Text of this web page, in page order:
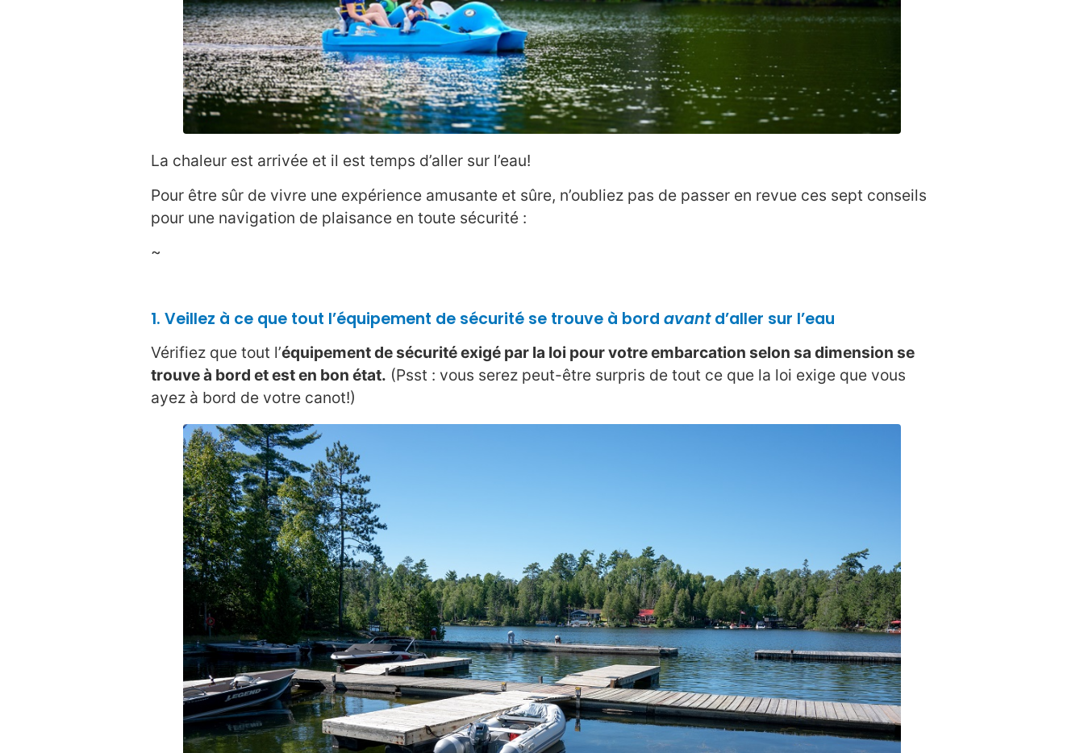
La chaleur est arrivée et il est temps d’aller sur l’eau!
Pour être sûr de vivre une expérience amusante et sûre, n’oubliez pas de passer en revue ces sept conseils
pour une navigation de plaisance en toute sécurité :
~
1. Veillez à ce que tout l’équipement de sécurité se trouve à bord avantd’aller sur l’eau
Vérifiez que tout l’équipement de sécurité exigé par la loi pour votre embarcation selon sa dimension se
trouve à bord et est en bon état. (Psst : vous serez peut-être surpris de tout ce que la loi exige que vous
ayez à bord de votre canot!)